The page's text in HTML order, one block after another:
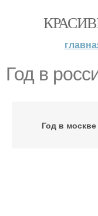
Год в
Год в москве